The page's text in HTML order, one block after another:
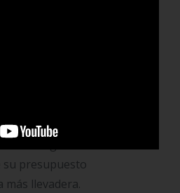
aliviar su
de estas
a mejorar si
de
afanes
si lo
en un
uno tenga un
su presupuesto
llevadera.